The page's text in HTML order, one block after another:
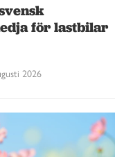
för lastbilar
2026